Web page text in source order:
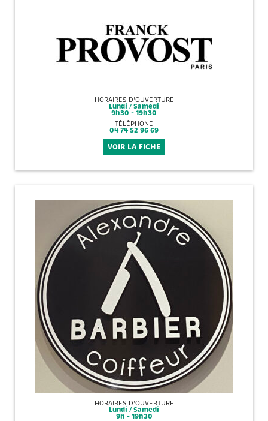
HORAIRES D'OUVERTURE
Lundi / Samedi
9h30 - 19h30
TÉLÉPHONE
04 74 52 96 69
VOIR LA FICHE
HORAIRES D'OUVERTURE
Lundi / Samedi
9h - 19h30